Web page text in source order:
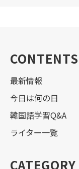
CONTENTS
最新情報
今日は何の日
韓国語学習Q&A
ライター一覧
CATEGORY